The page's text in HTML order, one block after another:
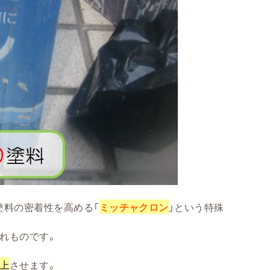
の密着性を高める「ミッチャクロン 」という特殊
ものです。
させます。